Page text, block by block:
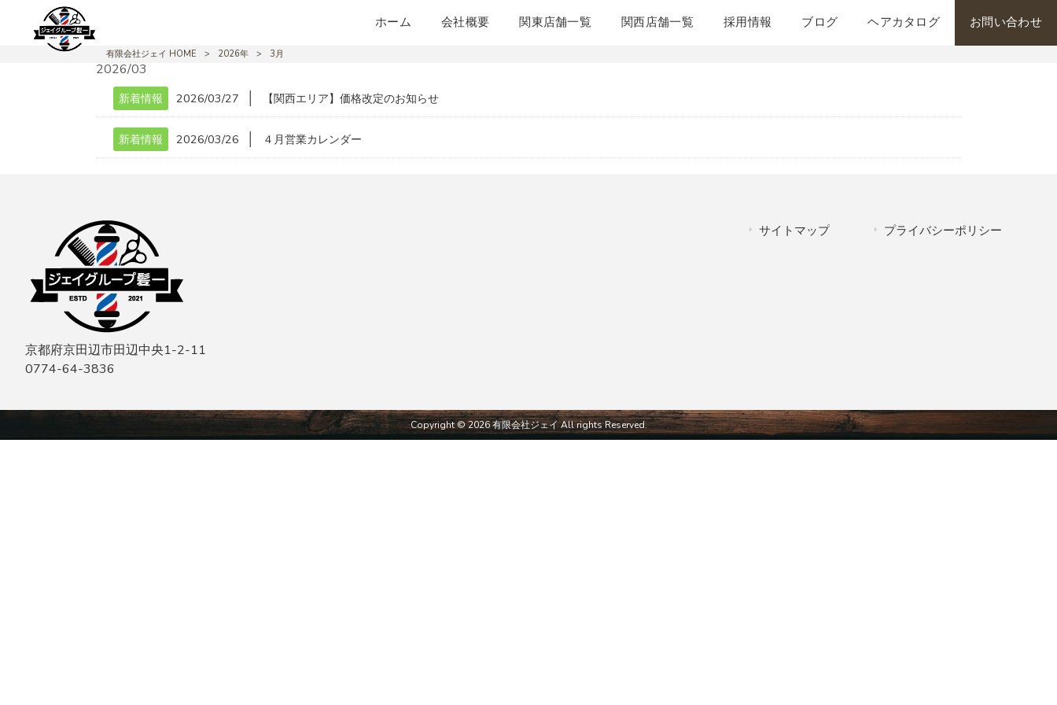
ホーム 会社概要 関東店舗一覧 関西店舗一覧 採用情報 ブログ ヘアカタログ お問い合わせ
有限会社ジェイ HOME > 2026年 > 3月
2026/03
新着情報 2026/03/27 【関西エリア】価格改定のお知らせ
新着情報 2026/03/26 ４月営業カレンダー
サイトマップ プライバシーポリシー
京都府京田辺市田辺中央1-2-11
0774-64-3836
Copyright © 2026 有限会社ジェイ All rights Reserved.